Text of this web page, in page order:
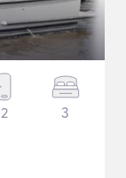
2 3